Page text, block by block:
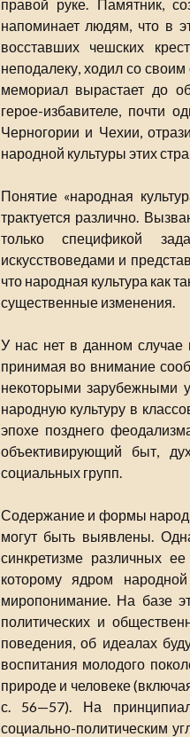
правой руке. Памятник,
напоминает людям, что в
восставших чешских
неподалеку, ходил со
мемориал вырастает до
герое-избавителе, почти
Черногории и Чехии,
народной культуры этих
Понятие «народная
трактуется различно.
только спецификой
искусствоведами и
что народная культура как
существенные изменения.
У нас нет в данном случае
принимая во внимание
некоторыми зарубежными
народную культуру в
эпохе позднего
объективирующий быт,
социальных групп.
Содержание и формы
могут быть выявлены.
синкретизме различных
которому ядром
миропонимание. На базе
политических и
поведения, об идеалах
воспитания молодого
природе и человеке
с. 56—57). На
социально-политическим